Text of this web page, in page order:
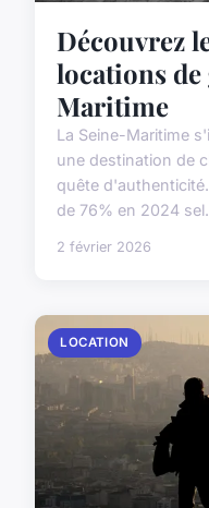
Découvrez
locations
Maritime
La Seine-Maritime
une destination de
quête
de 76% en 2024
2 février 2026
LOCATION